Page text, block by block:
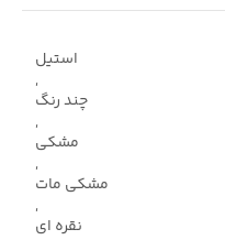
استیل
,
چند رنگ
,
مشکی
,
مشکی مات
,
نقره ای